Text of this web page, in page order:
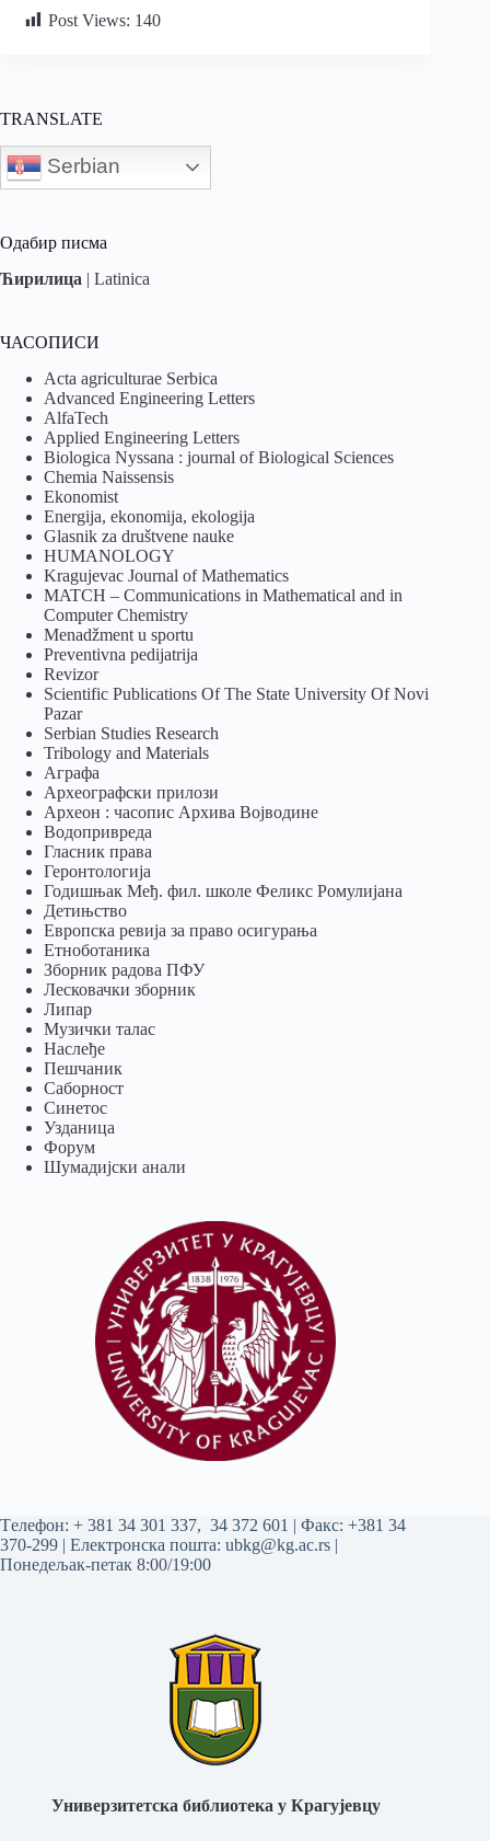
Post Views: 140
TRANSLATE
Serbian
Одабир писма
Ћирилица | Latinica
ЧАСОПИСИ
Acta agriculturae Serbica
Advanced Engineering Letters
AlfaTech
Applied Engineering Letters
Biologica Nyssana : journal of Biological Sciences
Chemia Naissensis
Ekonomist
Energija, ekonomija, ekologija
Glasnik za društvene nauke
HUMANOLOGY
Kragujevac Journal of Mathematics
MATCH – Communications in Mathematical and in
Computer Chemistry
Menadžment u sportu
Preventivna pedijatrija
Revizor
Scientific Publications Of The State University Of Novi
Pazar
Serbian Studies Research
Tribology and Materials
Аграфа
Археографски прилози
Археон : часопис Архива Војводине
Водопривреда
Гласник права
Геронтологија
Годишњак Међ. фил. школе Феликс Ромулијана
Детињство
Европска ревија за право осигурања
Eтноботаника
Зборник радова ПФУ
Лесковачки зборник
Липар
Музички талас
Наслеђе
Пешчаник
Саборност
Синетос
Узданица
Форум
Шумадијски анали
Tелефон: + 381 34 301 337, 34 372 601 | Факс: +381 34
370-299 | Електронска пошта: ubkg@kg.ac.rs |
Понедељак-петак 8:00/19:00
Универзитетска библиотека у Крагујевцу